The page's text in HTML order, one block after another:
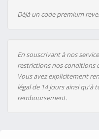
Déjà un code premium
En souscrivant à nos
restrictions nos conditions
Vous avez explicitement
légal de 14 jours ainsi
remboursement.